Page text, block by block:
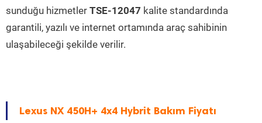
sunduğu hizmetler TSE-12047 kalite standardında
garantili, yazılı ve internet ortamında araç sahibinin
ulaşabileceği şekilde verilir.
Lexus NX 450H+ 4x4 Hybrit Bakım Fiyatı